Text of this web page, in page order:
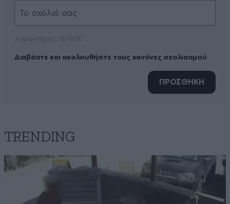
Διαβάστε και ακολουθήστε τους κανόνες σχολιασμού
ΠΡΟΣΘΗΚΗ
TRENDING